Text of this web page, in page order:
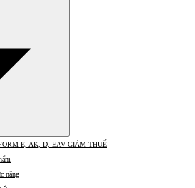
E, AK, D, EAV GIẢM THUẾ
năng